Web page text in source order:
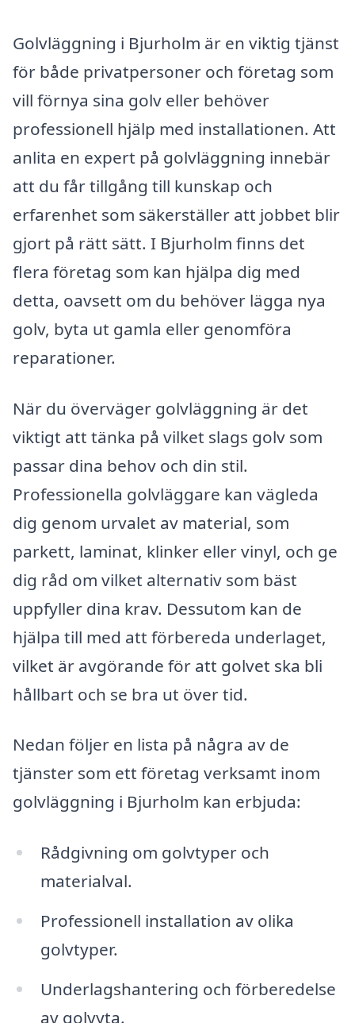
Golvläggning i Bjurholm är en viktig tjänst
för både privatpersoner och företag som
vill förnya sina golv eller behöver
professionell hjälp med installationen. Att
anlita en expert på golvläggning innebär
att du får tillgång till kunskap och
erfarenhet som säkerställer att jobbet blir
gjort på rätt sätt. I Bjurholm finns det
flera företag som kan hjälpa dig med
detta, oavsett om du behöver lägga nya
golv, byta ut gamla eller genomföra
reparationer.
När du överväger golvläggning är det
viktigt att tänka på vilket slags golv som
passar dina behov och din stil.
Professionella golvläggare kan vägleda
dig genom urvalet av material, som
parkett, laminat, klinker eller vinyl, och ge
dig råd om vilket alternativ som bäst
uppfyller dina krav. Dessutom kan de
hjälpa till med att förbereda underlaget,
vilket är avgörande för att golvet ska bli
hållbart och se bra ut över tid.
Nedan följer en lista på några av de
tjänster som ett företag verksamt inom
golvläggning i Bjurholm kan erbjuda:
Rådgivning om golvtyper och
materialval.
Professionell installation av olika
golvtyper.
Underlagshantering och förberedelse
av golvyta.